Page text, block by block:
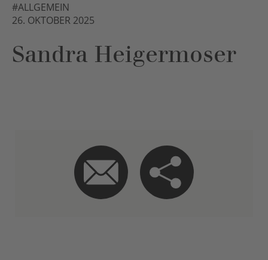
#ALLGEMEIN
26. OKTOBER 2025
Sandra Heigermoser